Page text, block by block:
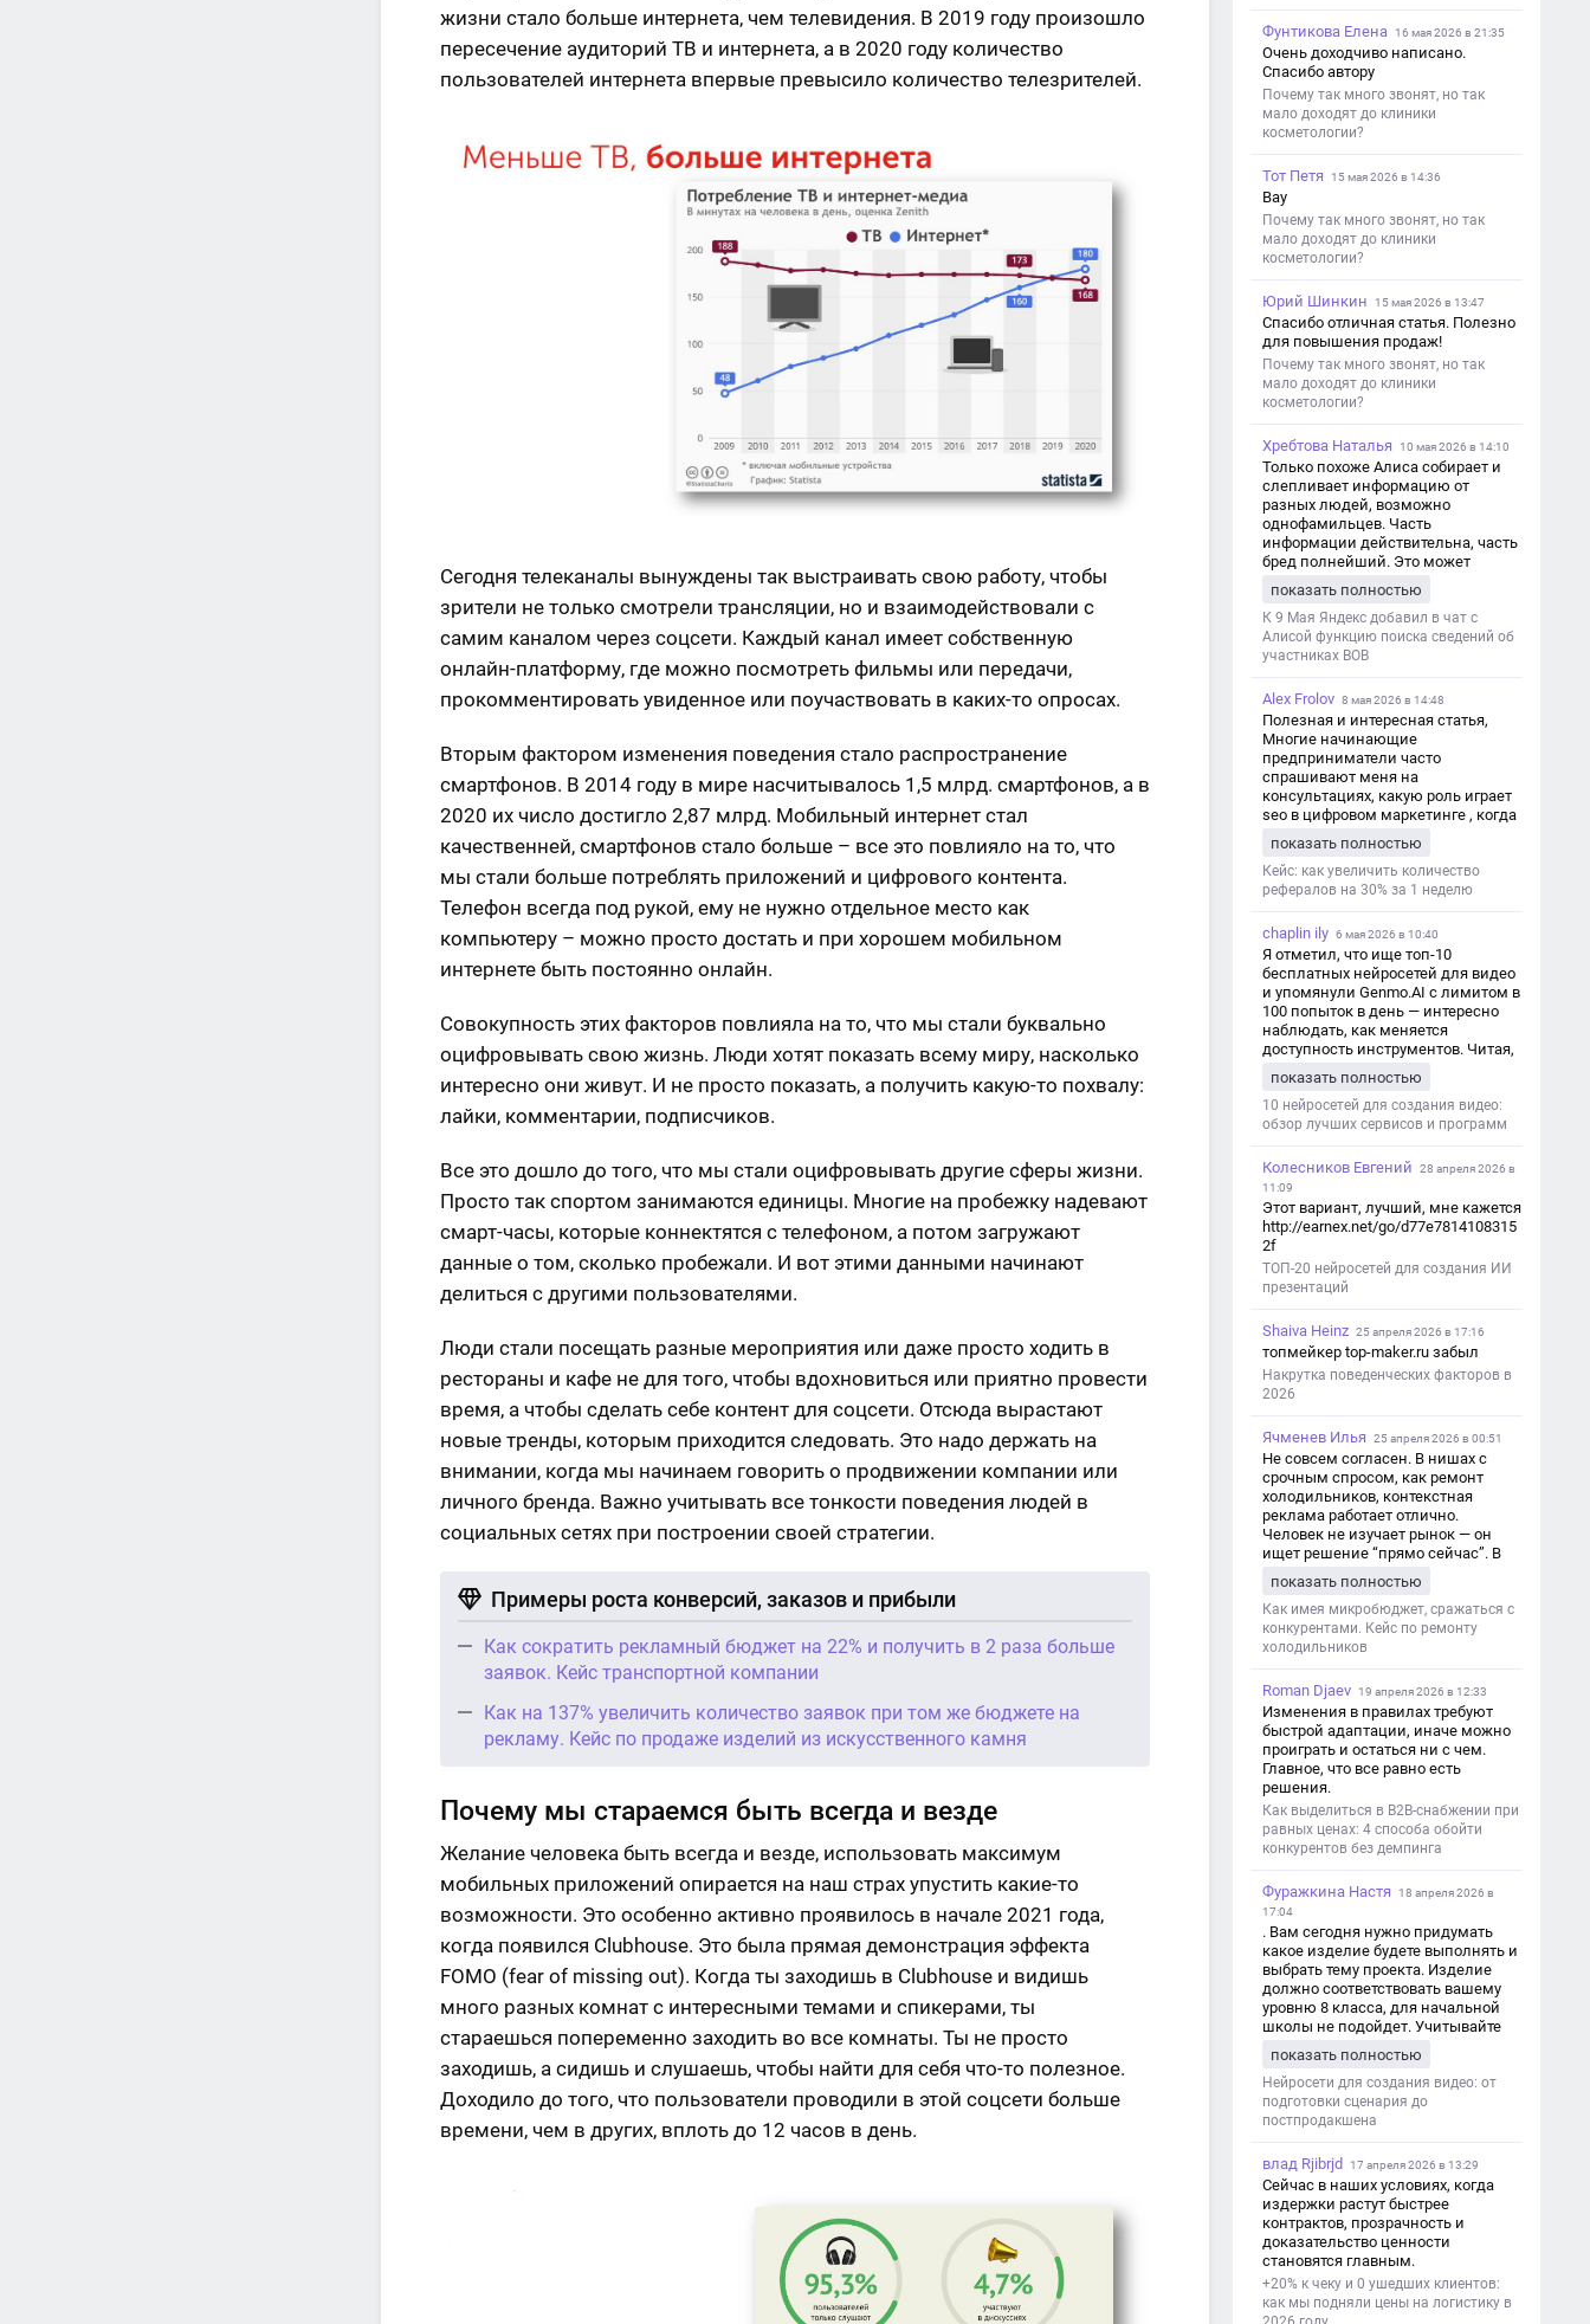
жизни стало больше интернета, чем телевидения. В 2019 году произошло
пересечение аудиторий ТВ и интернета, а в 2020 году количество
пользователей интернета впервые превысило количество телезрителей.
Сегодня телеканалы вынуждены так выстраивать свою работу, чтобы
зрители не только смотрели трансляции, но и взаимодействовали с
самим каналом через соцсети. Каждый канал имеет собственную
онлайн-платформу, где можно посмотреть фильмы или передачи,
прокомментировать увиденное или поучаствовать в каких-то опросах.
Вторым фактором изменения поведения стало распространение
смартфонов. В 2014 году в мире насчитывалось 1,5 млрд. смартфонов, а в
2020 их число достигло 2,87 млрд. Мобильный интернет стал
качественней, смартфонов стало больше – все это повлияло на то, что
мы стали больше потреблять приложений и цифрового контента.
Телефон всегда под рукой, ему не нужно отдельное место как
компьютеру – можно просто достать и при хорошем мобильном
интернете быть постоянно онлайн.
Совокупность этих факторов повлияла на то, что мы стали буквально
оцифровывать свою жизнь. Люди хотят показать всему миру, насколько
интересно они живут. И не просто показать, а получить какую-то похвалу:
лайки, комментарии, подписчиков.
Все это дошло до того, что мы стали оцифровывать другие сферы жизни.
Просто так спортом занимаются единицы. Многие на пробежку надевают
смарт-часы, которые коннектятся с телефоном, а потом загружают
данные о том, сколько пробежали. И вот этими данными начинают
делиться с другими пользователями.
Люди стали посещать разные мероприятия или даже просто ходить в
рестораны и кафе не для того, чтобы вдохновиться или приятно провести
время, а чтобы сделать себе контент для соцсети. Отсюда вырастают
новые тренды, которым приходится следовать. Это надо держать на
внимании, когда мы начинаем говорить о продвижении компании или
личного бренда. Важно учитывать все тонкости поведения людей в
социальных сетях при построении своей стратегии.
Примеры роста конверсий, заказов и прибыли
Как сократить рекламный бюджет на 22% и получить в 2 раза больше
заявок. Кейс транспортной компании
Как на 137% увеличить количество заявок при том же бюджете на
рекламу. Кейс по продаже изделий из искусственного камня
Почему мы стараемся быть всегда и везде
Желание человека быть всегда и везде, использовать максимум
мобильных приложений опирается на наш страх упустить какие-то
возможности. Это особенно активно проявилось в начале 2021 года,
когда появился Clubhouse. Это была прямая демонстрация эффекта
FOMO (fear of missing out). Когда ты заходишь в Clubhouse и видишь
много разных комнат с интересными темами и спикерами, ты
стараешься попеременно заходить во все комнаты. Ты не просто
заходишь, а сидишь и слушаешь, чтобы найти для себя что-то полезное.
Доходило до того, что пользователи проводили в этой соцсети больше
времени, чем в других, вплоть до 12 часов в день.
Фунтикова Елена 16 мая 2026 в 21:35
Очень доходчиво написано.
Спасибо автору
Почему так много звонят, но так
мало доходят до клиники
косметологии?
Тот Петя 15 мая 2026 в 14:36
Вау
Почему так много звонят, но так
мало доходят до клиники
косметологии?
Юрий Шинкин 15 мая 2026 в 13:47
Спасибо отличная статья. Полезно
для повышения продаж!
Почему так много звонят, но так
мало доходят до клиники
косметологии?
Хребтова Наталья 10 мая 2026 в 14:10
Только похоже Алиса собирает и
слепливает информацию от
разных людей, возможно
однофамильцев. Часть
информации действительна, часть
бред полнейший. Это может
дезинформации
показать полностью
К 9 Мая Яндекс добавил в чат с
Алисой функцию поиска сведений об
участниках ВОВ
Alex Frolov 8 мая 2026 в 14:48
Полезная и интересная статья,
Многие начинающие
предприниматели часто
спрашивают меня на
консультациях, какую роль играет
seo в цифровом маркетинге , когда
обсуждаем их проект:
https://aseotop.com/kakuyu-rol-igraet-
seo-v-czifrovom-marketinge/
показать полностью
Кейс: как увеличить количество
рефералов на 30% за 1 неделю
chaplin ily 6 мая 2026 в 10:40
Я отметил, что ище топ-10
бесплатных нейросетей для видео
и упомянули Genmo.AI с лимитом в
100 попыток в день — интересно
наблюдать, как меняется
доступность инструментов. Читая,
с короткими клипами в телеграм-
каналах YAGLA и Kokoc Group. Flux 2
показать полностью
10 нейросетей для создания видео:
обзор лучших сервисов и программ
Колесников Евгений
28 апреля 2026 в
11:09
Этот вариант, лучший, мне кажется
http://earnex.net/go/d77e7814108315
2f
ТОП-20 нейросетей для создания ИИ
презентаций
Shaiva Heinz 25 апреля 2026 в 17:16
топмейкер top-maker.ru забыл
Накрутка поведенческих факторов в
2026
Ячменев Илья 25 апреля 2026 в 00:51
Не совсем согласен. В нишах с
срочным спросом, как ремонт
холодильников, контекстная
реклама работает отлично.
Человек не изучает рынок — он
ищет решение “прямо сейчас”. В
и ловит самый горячий трафик,
тогда как SEO в таких задачах
просто не успевает.
показать полностью
Как имея микробюджет, сражаться с
конкурентами. Кейс по ремонту
холодильников
Roman Djaev 19 апреля 2026 в 12:33
Изменения в правилах требуют
быстрой адаптации, иначе можно
проиграть и остаться ни с чем.
Главное, что все равно есть
решения.
Как выделиться в B2B-снабжении при
равных ценах: 4 способа обойти
конкурентов без демпинга
Фуражкина Настя
18 апреля 2026 в
17:04
. Вам сегодня нужно придумать
какое изделие будете выполнять и
выбрать тему проекта. Изделие
должно соответствовать вашему
уровню 8 класса, для начальной
школы не подойдет. Учитывайте
уровня работы. Структура проекта 1.
Титульный лист - Название школы.
- Тип работы: «Проектная работа». -
Тема проекта. - Кто выполнил:
должность учителя. - Город, год. 2.
Введение - Актуальность темы
(почему это важно). - Цель и
задачи проекта. - Объект и предмет
исследования. - Методы работы. 3.
Основная часть - Теоретическая
основные понятия. - Практическая
глава: что сделано (исследование,
показать полностью
Нейросети для создания видео: от
подготовки сценария до
постпродакшена
влад Rjibrjd 17 апреля 2026 в 13:29
Сейчас в наших условиях, когда
издержки растут быстрее
контрактов, прозрачность и
доказательство ценности
становятся главным.
+20% к чеку и 0 ушедших клиентов:
как мы подняли цены на логистику в